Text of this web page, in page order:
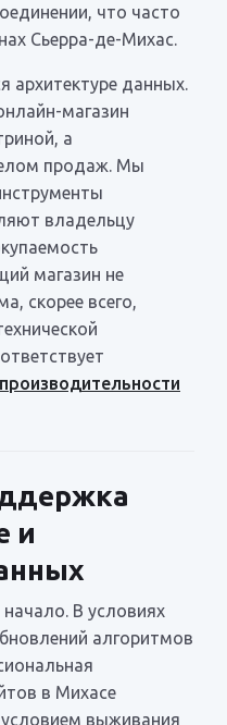
что часто
Сьерра-де-Михас.
архитектуре данных.
магазин
а
продаж. Мы
владельцу
магазин не
скорее всего,
производительности
и
В условиях
алгоритмов
в Михасе
выживания